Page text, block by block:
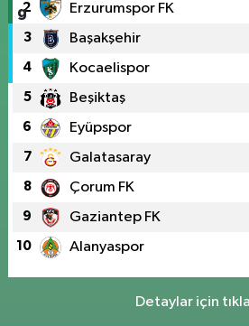
2 Erzurumspor FK
3 Başakşehir
4 Kocaelispor
5 Beşiktaş
6 Eyüpspor
7 Galatasaray
8 Çorum FK
9 Gaziantep FK
10 Alanyaspor
Detaylar için